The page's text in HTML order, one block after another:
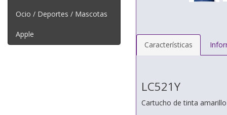
Ocio / Deportes / Mascotas
Apple
Características
LC521Y
Cartucho de tinta